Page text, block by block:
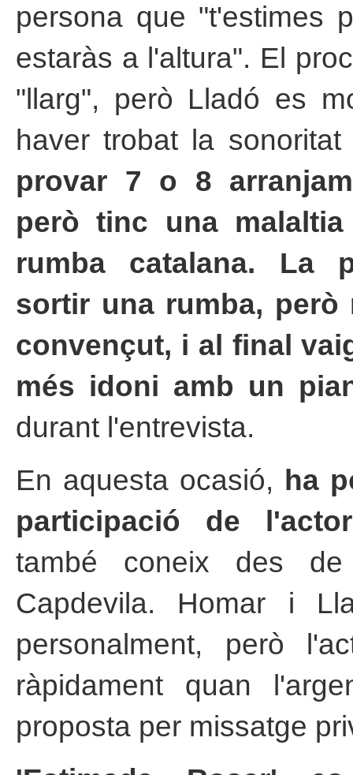
persona que "t'estimes
estaràs a l'altura". El
"llarg", però Lladó es
haver trobat la
provar 7 o 8
però tinc una
rumba catalana. La
sortir una rumba,
convençut, i al final
més idoni amb un
durant l'entrevista.
En aquesta ocasió, ha
participació de
també coneix des
Capdevila. Homar i
personalment, però
ràpidament quan
proposta per missatge